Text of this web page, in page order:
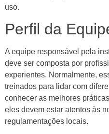
uso.
Perfil da
A equipe responsável pela
deve ser composta por
experientes. Normalmente,
treinados para lidar com
conhecer as melhores
eles devem estar atentos às
regulamentações locais.